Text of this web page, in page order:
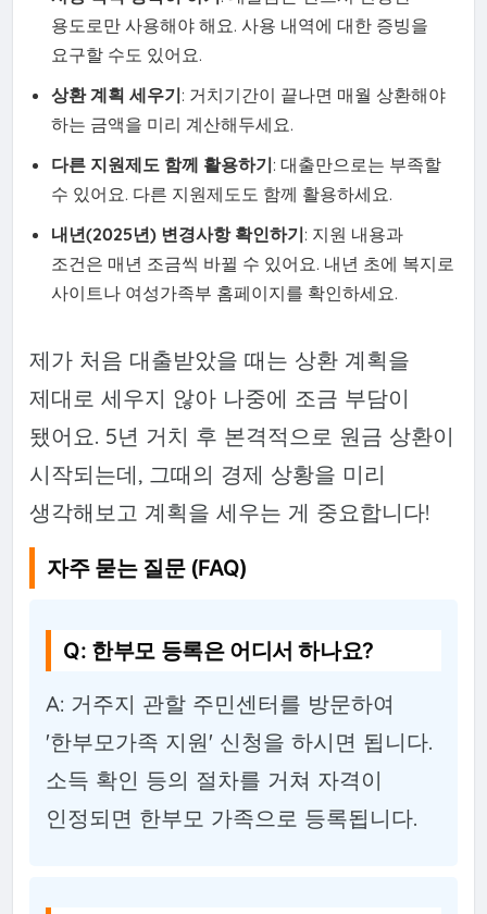
용도로만 사용해야 해요. 사용 내역에 대한 증빙을
요구할 수도 있어요.
상환 계획 세우기: 거치기간이 끝나면 매월 상환해야
하는 금액을 미리 계산해두세요.
다른 지원제도 함께 활용하기: 대출만으로는 부족할
수 있어요. 다른 지원제도도 함께 활용하세요.
내년(2025년) 변경사항 확인하기: 지원 내용과
조건은 매년 조금씩 바뀔 수 있어요. 내년 초에 복지로
사이트나 여성가족부 홈페이지를 확인하세요.
제가 처음 대출받았을 때는 상환 계획을
제대로 세우지 않아 나중에 조금 부담이
됐어요. 5년 거치 후 본격적으로 원금 상환이
시작되는데, 그때의 경제 상황을 미리
생각해보고 계획을 세우는 게 중요합니다!
자주 묻는 질문 (FAQ)
Q: 한부모 등록은 어디서 하나요?
A: 거주지 관할 주민센터를 방문하여
'한부모가족 지원' 신청을 하시면 됩니다.
소득 확인 등의 절차를 거쳐 자격이
인정되면 한부모 가족으로 등록됩니다.